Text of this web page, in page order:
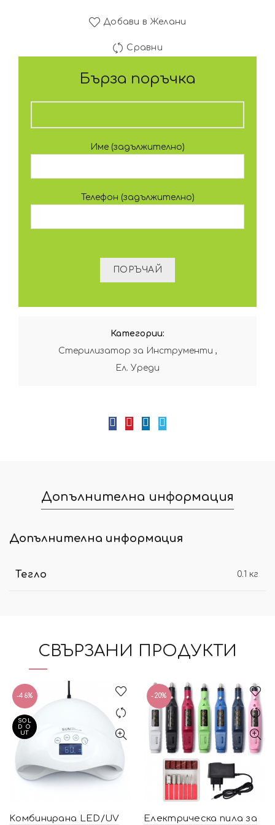
Добави в Желани
Сравни
Бърза поръчка
Име (задължително)
Телефон (задължително)
Категории:
Стерилизатор за Инструменти ,
Ел. Уреди
Допълнителна информация
Допълнителна информация
Тегло 0.1 кг
СВЪРЗАНИ ПРОДУКТИ
-46%
SOL
D O
UT
Kомбинирана LED/UV
-20%
Eлектрическа пила за